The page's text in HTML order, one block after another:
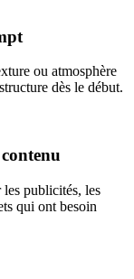
ou atmosphère
dès le début.
publicités, les
qui ont besoin